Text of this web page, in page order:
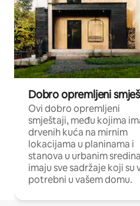
Dobro opremljeni
Ovi dobro opremljeni
smještaji, među kojima
drvenih kuća na mirnim
lokacijama u planinama i
stanova u urbanim
imaju sve sadržaje koji su
potrebni u vašem domu.